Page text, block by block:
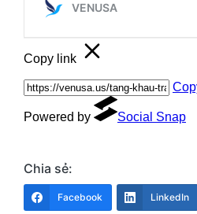
Chia sẻ:
Facebook LinkedIn